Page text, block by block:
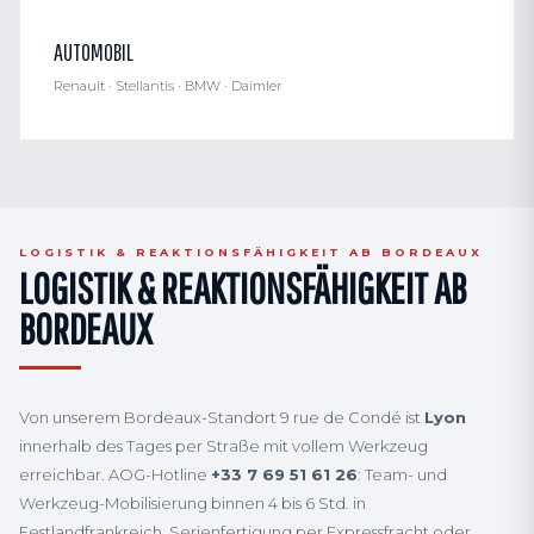
AUTOMOBIL
Renault · Stellantis · BMW · Daimler
LOGISTIK & REAKTIONSFÄHIGKEIT AB BORDEAUX
LOGISTIK & REAKTIONSFÄHIGKEIT AB
BORDEAUX
Von unserem Bordeaux-Standort 9 rue de Condé ist Lyon
innerhalb des Tages per Straße mit vollem Werkzeug
erreichbar. AOG-Hotline +33 7 69 51 61 26: Team- und
Werkzeug-Mobilisierung binnen 4 bis 6 Std. in